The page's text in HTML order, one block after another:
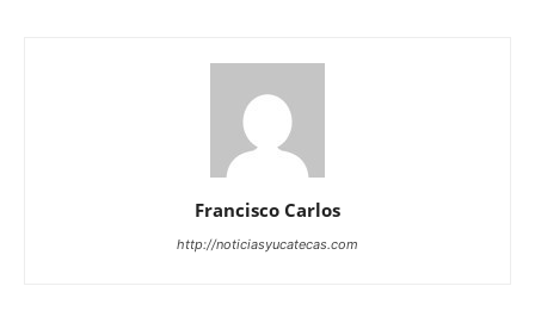
Francisco Carlos
http://noticiasyucatecas.com